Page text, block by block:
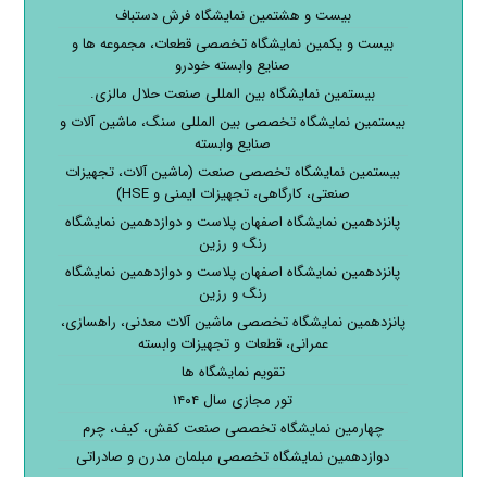
بیست و هشتمین نمایشگاه فرش دستباف
بیست و یکمین نمایشگاه تخصصی قطعات، مجموعه ها و
صنایع وابسته خودرو
بیستمین نمایشگاه بین المللی صنعت حلال مالزی.
بیستمین نمایشگاه تخصصی بین المللی سنگ، ماشین آلات و
صنایع وابسته
بیستمین نمایشگاه تخصصی صنعت (ماشین آلات، تجهیزات
صنعتی، کارگاهی، تجهیزات ایمنی و HSE)
پانزدهمین نمایشگاه اصفهان پلاست و دوازدهمین نمایشگاه
رنگ و رزین
پانزدهمین نمایشگاه اصفهان پلاست و دوازدهمین نمایشگاه
رنگ و رزین
پانزدهمین نمایشگاه تخصصی ماشین آلات معدنی، راهسازی،
عمرانی، قطعات و تجهیزات وابسته
تقویم نمایشگاه ها
تور مجازی سال ۱۴۰۴
چهارمین نمایشگاه تخصصی صنعت کفش، کیف، چرم
دوازدهمین نمایشگاه تخصصی مبلمان مدرن و صادراتی